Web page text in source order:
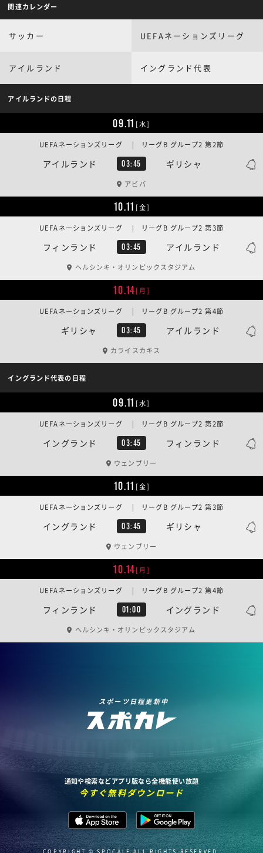
関連カレンダー
サッカー UEFAネーションズリーグ
アイルランド イングランド代表
アイルランドの日程
09.11 [水]
アイルランド 03:45 ギリシャ
UEFAネーションズリーグ | リーグB グループ2 第2節
アビバ
10.11 [金]
フィンランド 03:45 アイルランド
UEFAネーションズリーグ | リーグB グループ2 第3節
ヘルシンキ・オリンピックスタジアム
10.14[月]
ギリシャ 03:45 アイルランド
UEFAネーションズリーグ | リーグB グループ2 第4節
カライスカキス
イングランド代表の日程
09.11 [水]
イングランド 03:45 フィンランド
UEFAネーションズリーグ | リーグB グループ2 第2節
ウェンブリー
10.11 [金]
イングランド 03:45 ギリシャ
UEFAネーションズリーグ | リーグB グループ2 第3節
ウェンブリー
10.14[月]
フィンランド 01:00 イングランド
UEFAネーションズリーグ | リーグB グループ2 第4節
ヘルシンキ・オリンピックスタジアム
スポーツ日程更新中
通知や検索などアプリ版なら全機能使い放題
今すぐ無料ダウンロード